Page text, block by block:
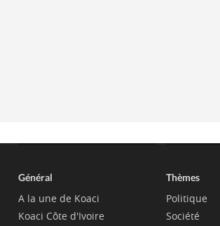
Général
A la une de Koaci
Koaci Côte d'Ivoire
Thèmes
Politique
Société